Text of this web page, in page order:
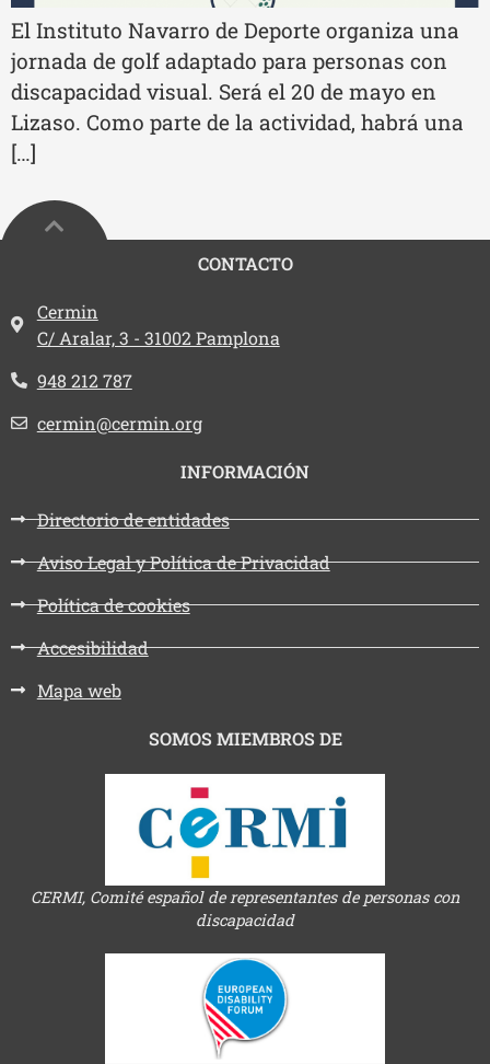
El Instituto Navarro de Deporte organiza una
jornada de golf adaptado para personas con
discapacidad visual. Será el 20 de mayo en
Lizaso. Como parte de la actividad, habrá una
[…]
CONTACTO
Dirección:
Cermin
C/ Aralar, 3 - 31002 Pamplona
Teléfono:
948 212 787
Email:
cermin@cermin.org
INFORMACIÓN
Directorio de entidades
Aviso Legal y Política de Privacidad
Política de cookies
Accesibilidad
Mapa web
SOMOS MIEMBROS DE
CERMI, Comité español de representantes de personas con
discapacidad